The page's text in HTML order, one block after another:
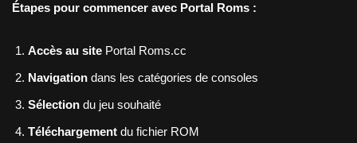
Étapes pour commencer avec Portal Roms :
Accès au site Portal Roms.cc
Navigation dans les catégories de consoles
Sélection du jeu souhaité
Téléchargement du fichier ROM